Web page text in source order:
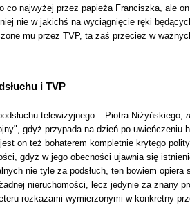
najwyżej przez papieża Franciszka, ale
nie w jakichś na wyciągnięcie ręki
mu przez TVP, ta zaś przecież w
i TVP
telewizyjnego – Piotra Niżyńskiego,
gdyż przypada na dzień po uwieńczeniu
on też bohaterem kompletnie krytego
gdyż w jego obecności ujawnia się
nie tyle za podsłuch, ten bowiem opiera
nieruchomości, lecz jedynie za znany
rozkazami wymierzonymi w konkretny